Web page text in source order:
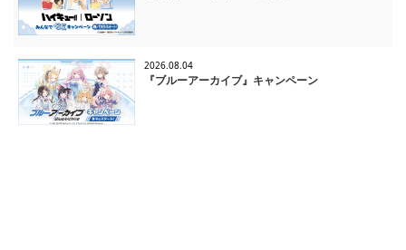
2026.08.04
『ブルーアーカイブ』キャンペーン